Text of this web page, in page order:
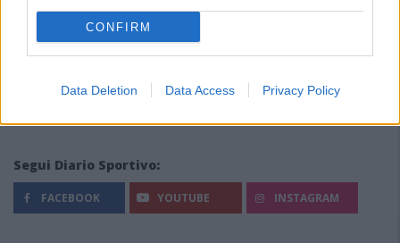
CONFIRM
Data Deletion Data Access Privacy Policy
Segui Diario Sportivo:
FACEBOOK YOUTUBE INSTAGRAM